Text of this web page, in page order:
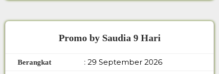
Promo by Saudia 9 Hari
Berangkat : 29 September 2026